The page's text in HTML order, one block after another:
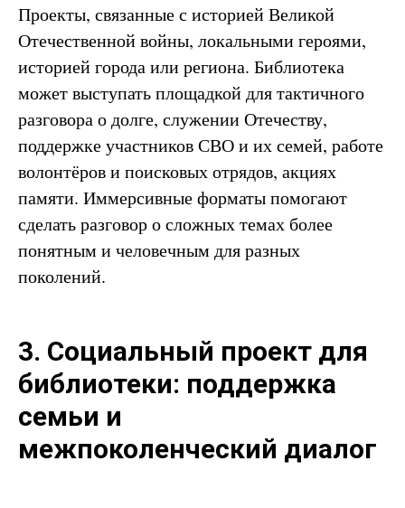
Проекты, связанные с историей Великой
Отечественной войны, локальными героями,
историей города или региона. Библиотека
может выступать площадкой для тактичного
разговора о долге, служении Отечеству,
поддержке участников СВО и их семей, работе
волонтёров и поисковых отрядов, акциях
памяти. Иммерсивные форматы помогают
сделать разговор о сложных темах более
понятным и человечным для разных
поколений.
3. Социальный проект для
библиотеки: поддержка
семьи и
межпоколенческий диалог